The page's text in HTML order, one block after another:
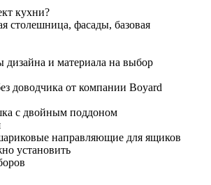
кухни?
столешница, фасады, базовая
дизайна и материала на выбор
доводчика от компании Boyard
с двойным поддоном
направляющие для ящиков
установить